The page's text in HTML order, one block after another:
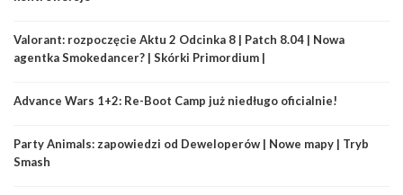
Valorant: rozpoczęcie Aktu 2 Odcinka 8 | Patch 8.04 | Nowa
agentka Smokedancer? | Skórki Primordium |
Advance Wars 1+2: Re-Boot Camp już niedługo oficialnie!
Party Animals: zapowiedzi od Deweloperów | Nowe mapy | Tryb
Smash